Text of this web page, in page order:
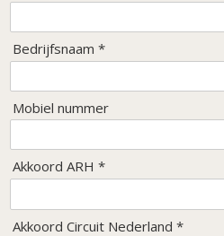
Bedrijfsnaam *
Mobiel nummer
Akkoord ARH *
Akkoord Circuit Nederland *